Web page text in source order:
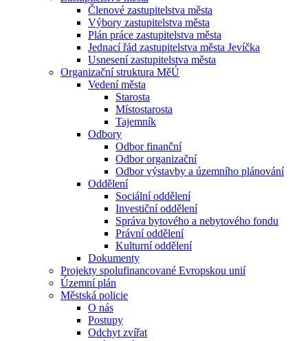
Členové zastupitelstva města
Výbory zastupitelstva města
Plán práce zastupitelstva města
Jednací řád zastupitelstva města Jevíčka
Usnesení zastupitelstva města
Organizační struktura MěÚ
Vedení města
Starosta
Místostarosta
Tajemník
Odbory
Odbor finanční
Odbor organizační
Odbor výstavby a územního plánování
Oddělení
Sociální oddělení
Investiční oddělení
Správa bytového a nebytového fondu
Právní oddělení
Kulturní oddělení
Dokumenty
Projekty spolufinancované Evropskou unií
Územní plán
Městská policie
O nás
Postupy
Odchyt zvířat